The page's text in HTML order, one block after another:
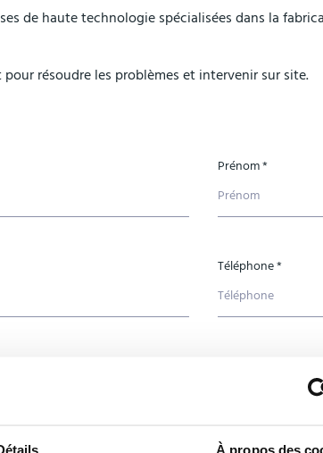
À propos des
de haute technologie spécialisées dans la
résoudre les problèmes et intervenir sur site.
Prénom *
Téléphone *